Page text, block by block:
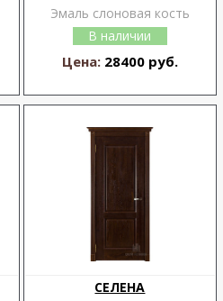
Эмаль слоновая кость
В наличии
Цена: 28400 руб.
СЕЛЕНА